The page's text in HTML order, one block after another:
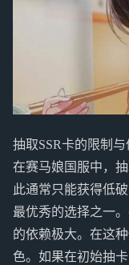
抽取SSR卡的限制
在赛马娘国服中，
此通常只能获得低
最优秀的选择之一
的依赖极大。在这
色。如果在初始抽